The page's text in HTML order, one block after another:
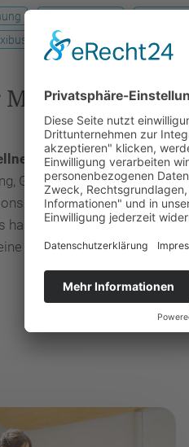
Faszienarbeit
und Präventionist ein
Gesundheitsvorsorge und
an, um das
sich nicht um einen
über ein Akademie-